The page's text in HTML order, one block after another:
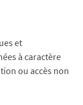
et
à caractère
ou accès non